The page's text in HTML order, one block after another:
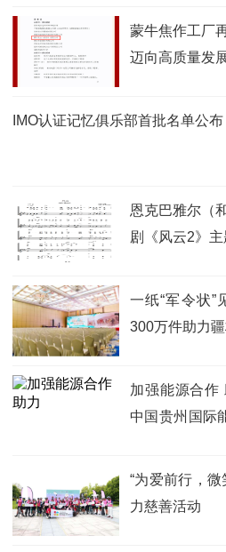
蒙牛焦作工厂
迈向高质量发
IMO认证记忆俱乐部首批名单公
恩克巴雅尔（
剧《风云2》
一纸“军令状”
300万件助力
加强能源合
中国贵州国际
“为爱前行，
力慈善活动